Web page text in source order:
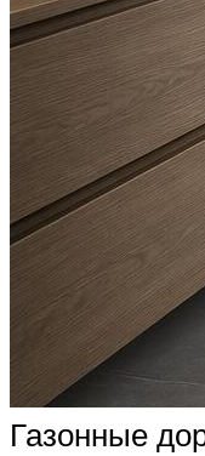
Газонные